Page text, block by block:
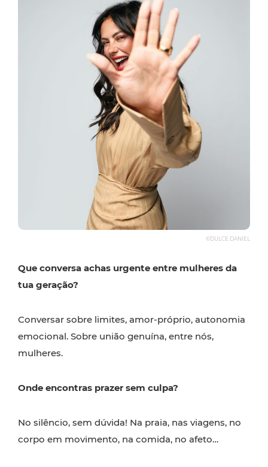
©DULCE DANIEL
Que conversa achas urgente entre mulheres da
tua geração?
Conversar sobre limites, amor-próprio, autonomia
emocional. Sobre união genuína, entre nós,
mulheres.
Onde encontras prazer sem culpa?
No silêncio, sem dúvida! Na praia, nas viagens, no
corpo em movimento, na comida, no afeto…